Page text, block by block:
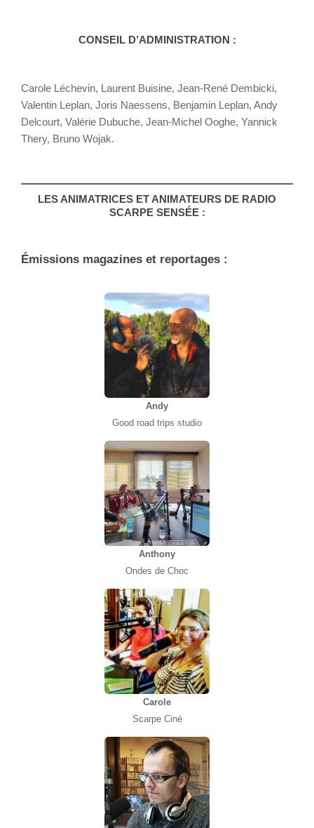
CONSEIL D’ADMINISTRATION :
Carole Léchevin, Laurent Buisine, Jean-René Dembicki,
Valentin Leplan, Joris Naessens, Benjamin Leplan, Andy
Delcourt, Valérie Dubuche, Jean-Michel Ooghe, Yannick
Thery, Bruno Wojak.
LES ANIMATRICES ET ANIMATEURS DE RADIO
SCARPE SENSÉE :
Émissions magazines et reportages :
Andy
Good road trips studio
Anthony
Ondes de Choc
Carole
Scarpe Ciné